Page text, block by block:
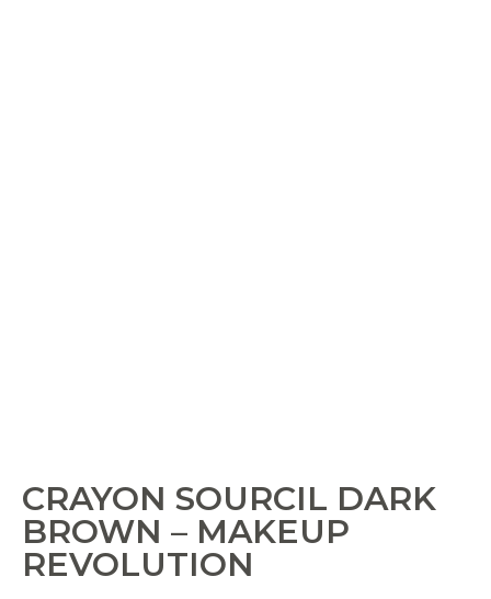
CRAYON SOURCIL DARK
BROWN – MAKEUP
REVOLUTION